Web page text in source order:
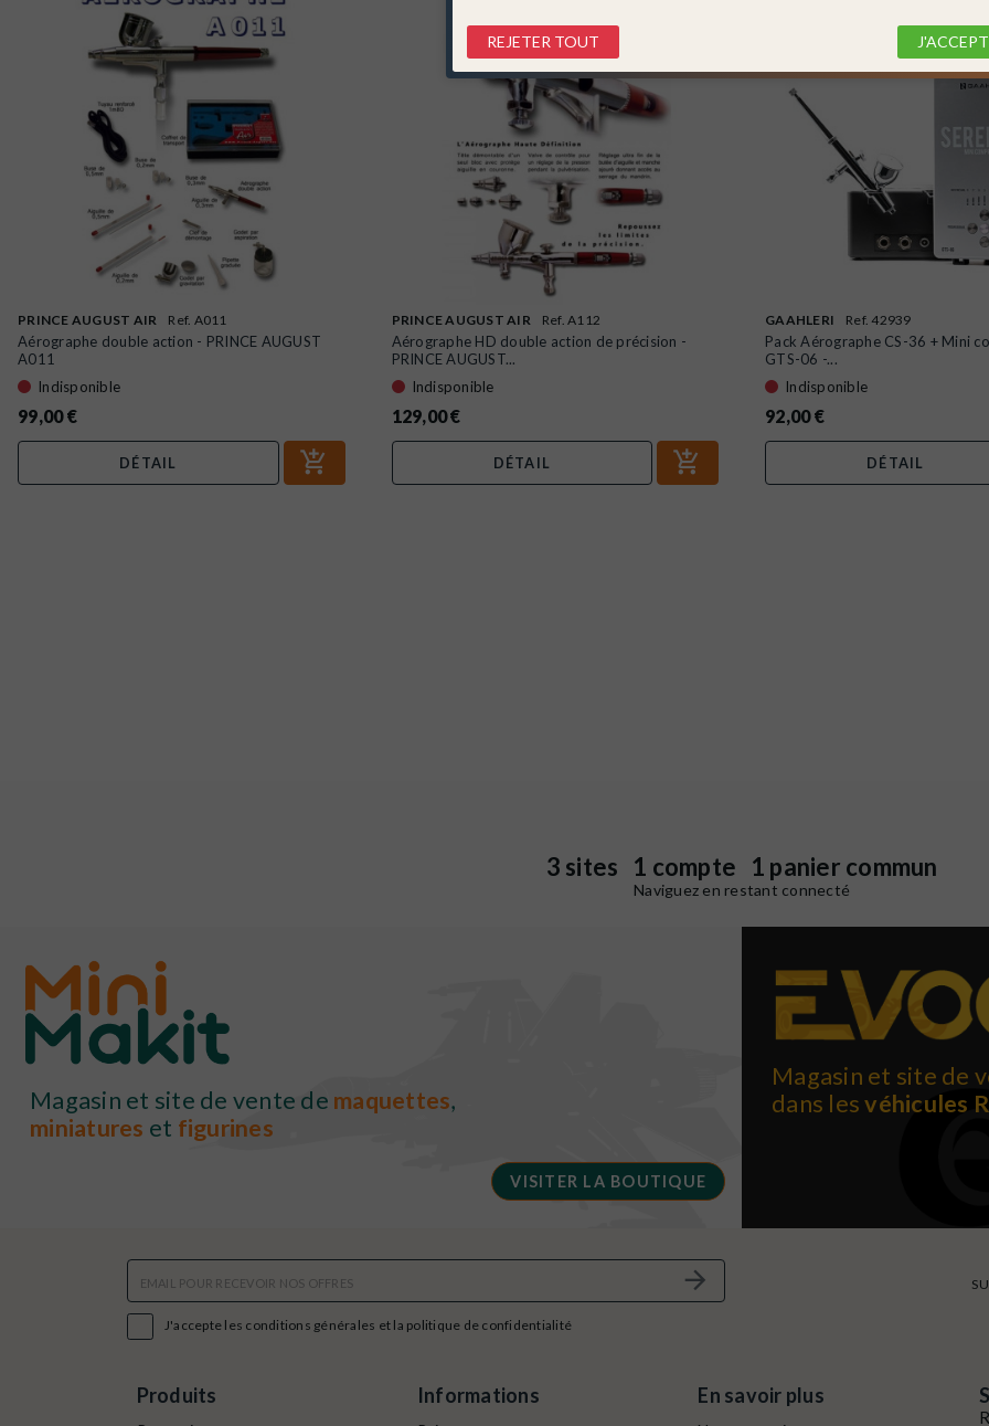
PRINCE AUGUST AIR Ref. A011
Aérographe double action - PRINCE AUGUST
A011
Indisponible
99,00 €
DÉTAIL
PRINCE AUGUST AIR Ref. A112
Aérographe HD double action de précision -
PRINCE AUGUST...
Indisponible
129,00 €
DÉTAIL
GAAHLERI Ref. 42939
Pack Aérographe CS-36 + Mini
GTS-06 -...
Indisponible
92,00 €
DÉTAIL
3 sites 1 compte 1 panier commun
Naviguez en restant connecté
Magasin et site de vente de maquettes,
miniatures et figurines
VISITER LA BOUTIQUE
Magasin et site de
dans lesvéhicules
J'accepte les conditions générales et la politique de confidentialité
Produits Informations En savoir plus
REJETER TOUT